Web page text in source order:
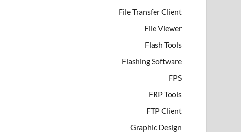
File Transfer Client
File Viewer
Flash Tools
Flashing Software
FPS
FRP Tools
FTP Client
Graphic Design